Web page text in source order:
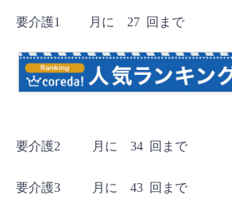
要介護1 月に 27 回まで
要介護2 月に 34 回まで
要介護3 月に 43 回まで